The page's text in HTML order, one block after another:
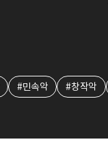
#민속악 #창작악